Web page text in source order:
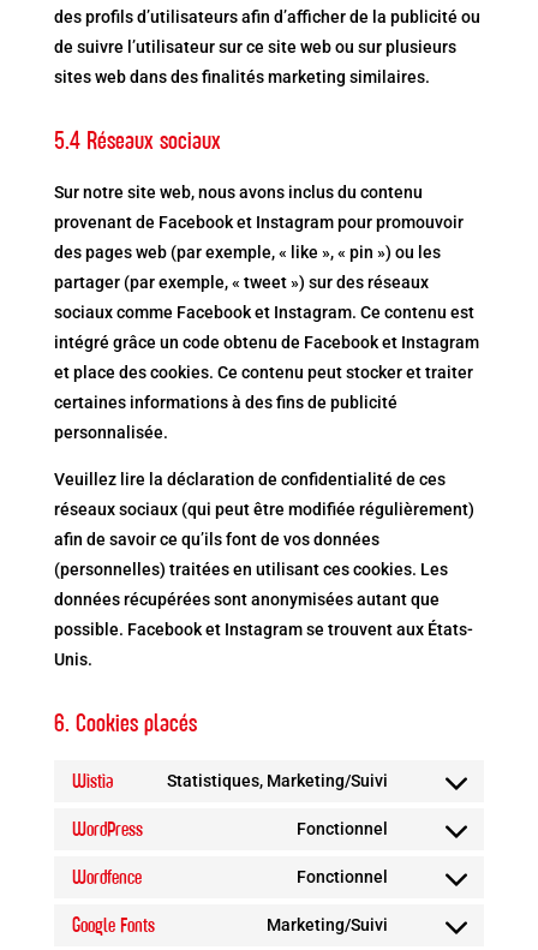
des profils d’utilisateurs afin d’afficher de la publicité ou
de suivre l’utilisateur sur ce site web ou sur plusieurs
sites web dans des finalités marketing similaires.
5.4 Réseaux sociaux
Sur notre site web, nous avons inclus du contenu
provenant de Facebook et Instagram pour promouvoir
des pages web (par exemple, « like », « pin ») ou les
partager (par exemple, « tweet ») sur des réseaux
sociaux comme Facebook et Instagram. Ce contenu est
intégré grâce un code obtenu de Facebook et Instagram
et place des cookies. Ce contenu peut stocker et traiter
certaines informations à des fins de publicité
personnalisée.
Veuillez lire la déclaration de confidentialité de ces
réseaux sociaux (qui peut être modifiée régulièrement)
afin de savoir ce qu’ils font de vos données
(personnelles) traitées en utilisant ces cookies. Les
données récupérées sont anonymisées autant que
possible. Facebook et Instagram se trouvent aux États-
Unis.
6. Cookies placés
Wistia Statistiques, Marketing/Suivi
Consent
wistia
WordPress Fonctionnel
Consent
wordpress
Wordfence Fonctionnel
Consent
Google Fonts Marketing/Suivi
Consent